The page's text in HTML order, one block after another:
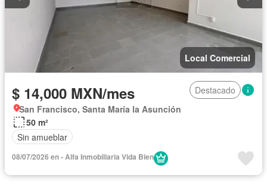
Local Comercial
$ 14,000 MXN/mes
Destacado
San Francisco, Santa María la Asunción
50 m²
Sin amueblar
08/07/2026 en - Alfa Inmobiliaria Vida Bien